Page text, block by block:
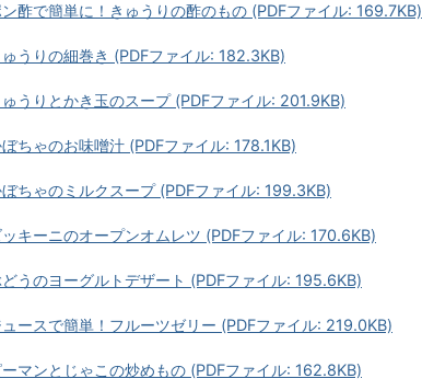
ン酢で簡単に！きゅうりの酢のもの (PDFファイル: 169.7KB)
ゅうりの細巻き (PDFファイル: 182.3KB)
ゅうりとかき玉のスープ (PDFファイル: 201.9KB)
ちゃのお味噌汁 (PDFファイル: 178.1KB)
ちゃのミルクスープ (PDFファイル: 199.3KB)
ッキーニのオープンオムレツ (PDFファイル: 170.6KB)
うのヨーグルトデザート (PDFファイル: 195.6KB)
ュースで簡単！フルーツゼリー (PDFファイル: 219.0KB)
ーマンとじゃこの炒めもの (PDFファイル: 162.8KB)